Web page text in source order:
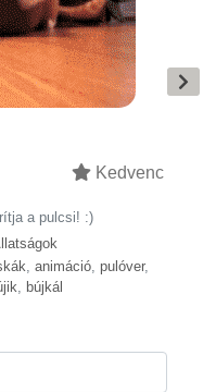
Kedvenc
a pulcsi! :)
, animáció, pulóver,
, bújkál